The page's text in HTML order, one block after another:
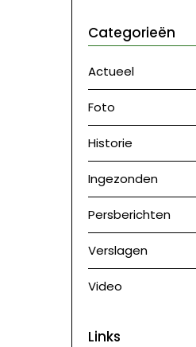
Categorieën
Actueel
Foto
Historie
Ingezonden
Persberichten
Verslagen
Video
Links